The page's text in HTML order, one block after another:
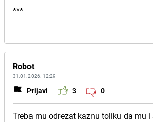
***
Robot
31.01.2026. 12:29
Prijavi 3 0
Treba mu odrezat kaznu toliku da mu